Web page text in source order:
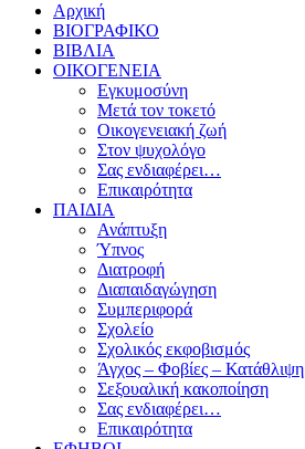
Αρχική
ΒΙΟΓΡΑΦΙΚΟ
ΒΙΒΛΙΑ
ΟΙΚΟΓΕΝΕΙΑ
Εγκυμοσύνη
Μετά τον τοκετό
Οικογενειακή ζωή
Στον ψυχολόγο
Σας ενδιαφέρει…
Επικαιρότητα
ΠΑΙΔΙΑ
Ανάπτυξη
Ύπνος
Διατροφή
Διαπαιδαγώγηση
Συμπεριφορά
Σχολείο
Σχολικός εκφοβισμός
Άγχος – Φοβίες – Κατάθλιψη
Σεξουαλική κακοποίηση
Σας ενδιαφέρει…
Επικαιρότητα